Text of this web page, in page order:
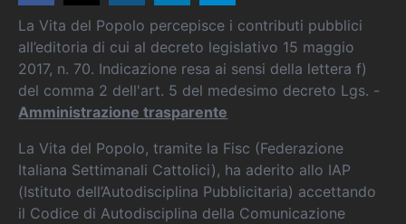
La Vita del Popolo percepisce i contributi pubblici
all’editoria di cui al decreto legislativo 15 maggio
2017, n. 70. Indicazione resa ai sensi della lettera f)
del comma 2 dell'art. 5 del medesimo decreto Lgs. -
Amministrazione trasparente
La Vita del Popolo, tramite la Fisc (Federazione
Italiana Settimanali Cattolici), ha aderito allo IAP
(Istituto dell’Autodisciplina Pubblicitaria) accettando
il Codice di Autodisciplina della Comunicazione